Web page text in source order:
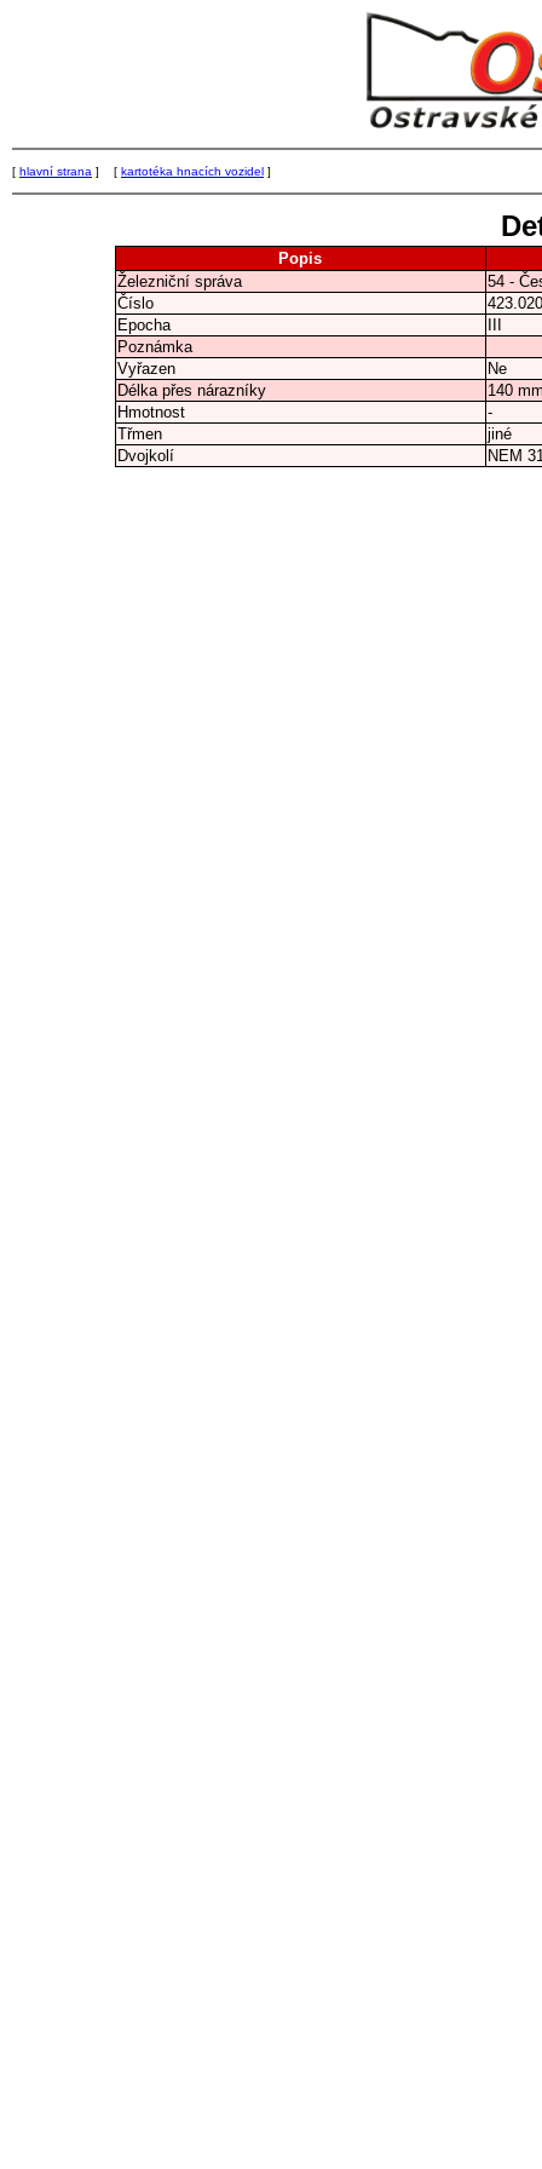
[ hlavní strana ] [ kartotéka hnacích vozidel ]
Popis
Železniční správa
54 -
Číslo
Epocha
Poznámka
Vyřazen
Ne
Délka přes nárazníky
140
Hmotnost
-
Třmen
jiné
Dvojkolí
NEM